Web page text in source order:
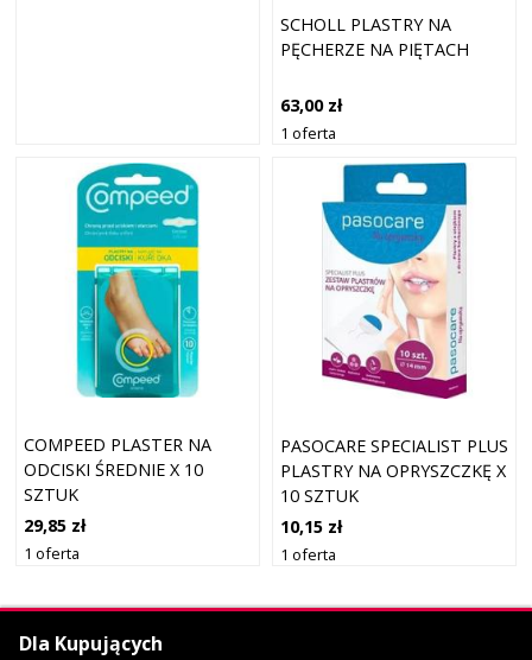
SCHOLL PLASTRY NA
PĘCHERZE NA PIĘTACH
63,00 zł
1 oferta
COMPEED PLASTER NA
ODCISKI ŚREDNIE X 10
SZTUK
29,85 zł
1 oferta
PASOCARE SPECIALIST PLUS
PLASTRY NA OPRYSZCZKĘ X
10 SZTUK
10,15 zł
1 oferta
Dla Kupujących